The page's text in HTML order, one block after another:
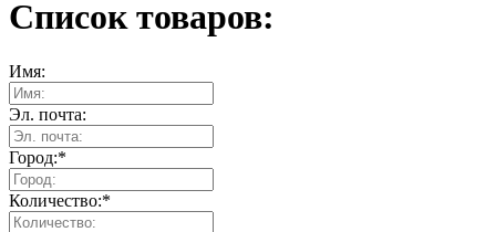
Список товаров:
Имя:
Эл. почта:
Город:*
Количество:*